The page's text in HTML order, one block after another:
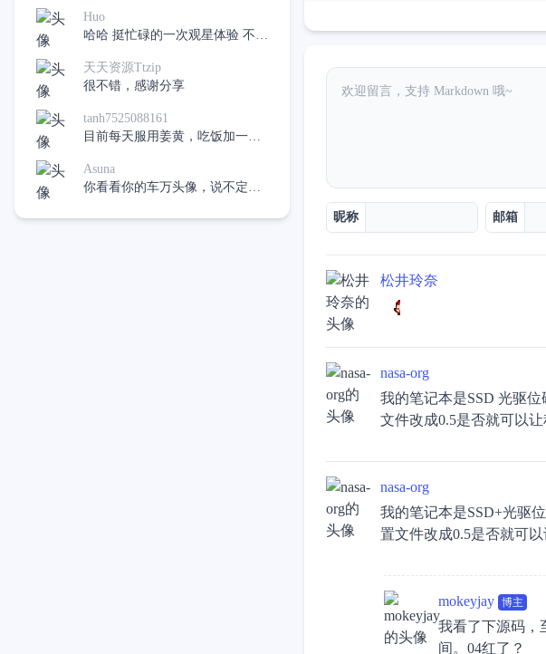
Huo
哈哈 挺忙碌的一次观星体验 不过
天天资源Ttzip
很不错，感谢分享
tanh7525088161
目前每天服用姜黄，吃饭加一
肠溃疡。
Asuna
你看看你的车万头像，说不定真
昵称 邮箱
松井玲奈
nasa-org
我的笔记本是SSD 光驱
文件改成0.5是否就可以
nasa-org
我的笔记本是SSD+光驱
置文件改成0.5是否就可
mokeyjay 博主
我看了下源码，
间。04红了？